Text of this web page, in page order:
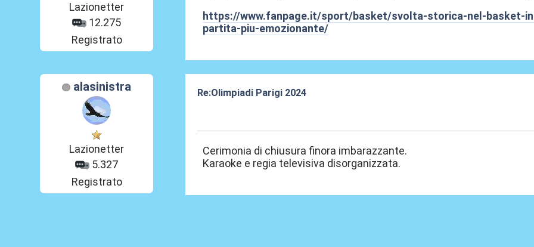
Lazionetter
12.275
Registrato
https://www.fanpage.it/sport/basket/svolta-storica-nel-basket-
partita-piu-emozionante/
alasinistra
Lazionetter
5.327
Registrato
Re:Olimpiadi Parigi 2024
Cerimonia di chiusura finora imbarazzante.
Karaoke e regia televisiva disorganizzata.